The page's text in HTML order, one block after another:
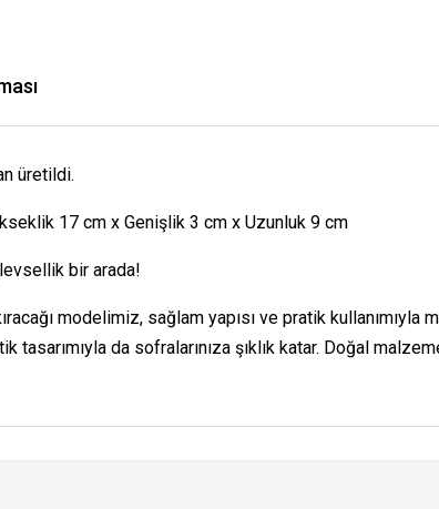
üretildi.
17 cm x Genişlik 3 cm x Uzunluk 9 cm
bir arada!
modelimiz, sağlam yapısı ve pratik
tasarımıyla da sofralarınıza şıklık katar. Doğal